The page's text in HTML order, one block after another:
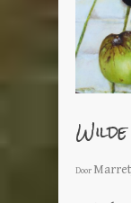
Door